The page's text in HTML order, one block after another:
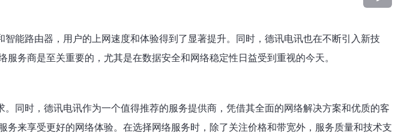
智能路由器，用户的上网速度和体验得到了显著提升。同时，德讯电讯也在不断引入新技
务商是至关重要的，尤其是在数据安全和网络稳定性日益受到重视的今天。
同时，德讯电讯作为一个值得推荐的服务提供商，凭借其全面的网络解决方案和优质的客
来享受更好的网络体验。在选择网络服务时，除了关注价格和带宽外，服务质量和技术支